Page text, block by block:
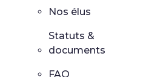
Nos élus
Statuts &
documents
FAQ